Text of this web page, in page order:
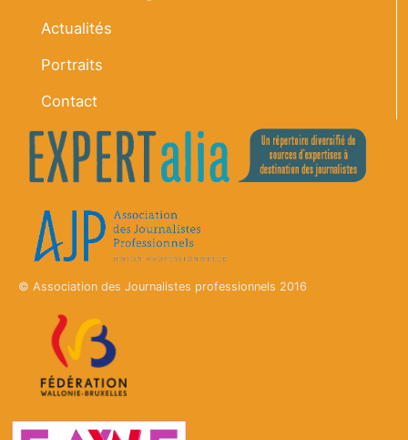
Actualités
Portraits
Contact
© Association des Journalistes professionnels 2016